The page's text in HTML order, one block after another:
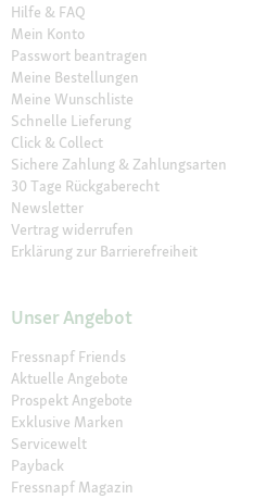
Hilfe & FAQ
Mein Konto
Passwort beantragen
Meine Bestellungen
Meine Wunschliste
Schnelle Lieferung
Click & Collect
Sichere Zahlung & Zahlungsarten
30 Tage Rückgaberecht
Newsletter
Vertrag widerrufen
Erklärung zur Barrierefreiheit
Unser Angebot
Fressnapf Friends
Aktuelle Angebote
Prospekt Angebote
Exklusive Marken
Servicewelt
Payback
Fressnapf Magazin